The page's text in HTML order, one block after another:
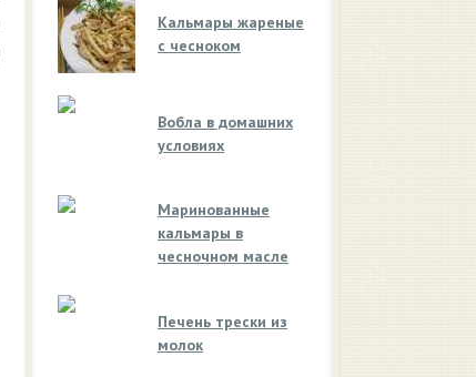
Кальмары жареные
с чесноком
Вобла в домашних
условиях
Маринованные
кальмары в
чесночном масле
Печень трески из
молок